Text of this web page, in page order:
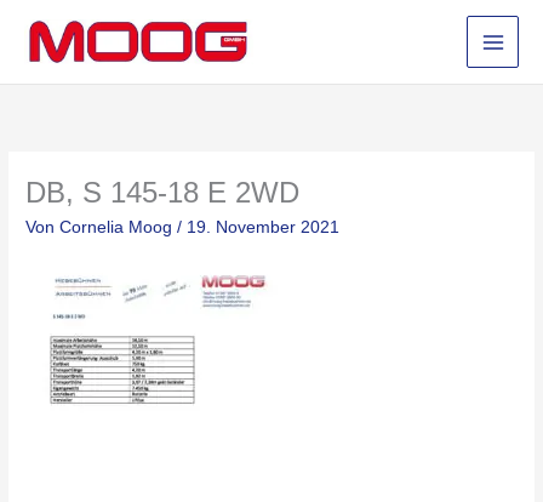
Inhalt
springen
DB, S 145-18 E 2WD
VonCornelia Moog/ 19. November 2021